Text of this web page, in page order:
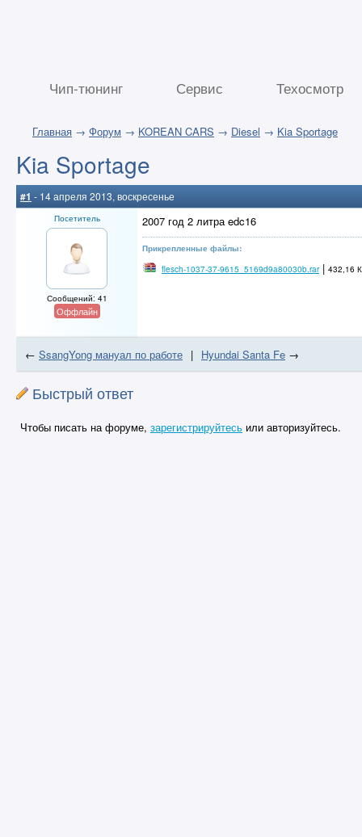
Чип-тюнинг Сервис Техосмотр
Главная → Форум → KOREAN CARS → Diesel → Kia Sportage
Kia Sportage
#1 - 14 апреля 2013, воскресенье
Посетитель
Сообщений: 41
Оффлайн
2007 год 2 литра edc16
Прикрепленные файлы:
flesch-1037-37-9615_5169d9a80030b.rar| 432,16
← SsangYong мануал по работе | Hyundai Santa Fe →
Быстрый ответ
Чтобы писать на форуме, зарегистрируйтесь или авторизуйтесь.